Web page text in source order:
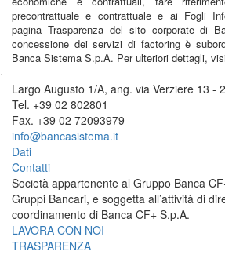
precontrattuale e contrattuale e ai Fogli
pagina Trasparenza del sito corporate di
concessione dei servizi di factoring è
Banca Sistema S.p.A. Per ulteriori dettagli,
·
Largo Augusto 1/A, ang. via Verziere 13 -
Tel. +39 02 802801
Fax. +39 02 72093979
info@bancasistema.it
Dati
Contatti
Società appartenente al Gruppo Banca
Gruppi Bancari, e soggetta all’attività di
coordinamento di Banca CF+ S.p.A.
LAVORA CON NOI
TRASPARENZA